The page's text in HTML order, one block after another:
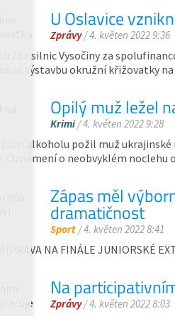
U Oslavice
Zprávy/ 4. květen 2022 9:36
údržba silnic Vysočiny za
výstavbu okružní křižovatky
Opilý muž ležel
Krimi/ 4. květen 2022 9:28
alkoholu požil muž
Oznámení o neobvyklém
Zápas měl
dramatičnost
Sport/ 4. květen 2022 8:41
NA FINÁLE JUNIORSKÉ
Na
Zprávy/ 4. květen 2022 8:03